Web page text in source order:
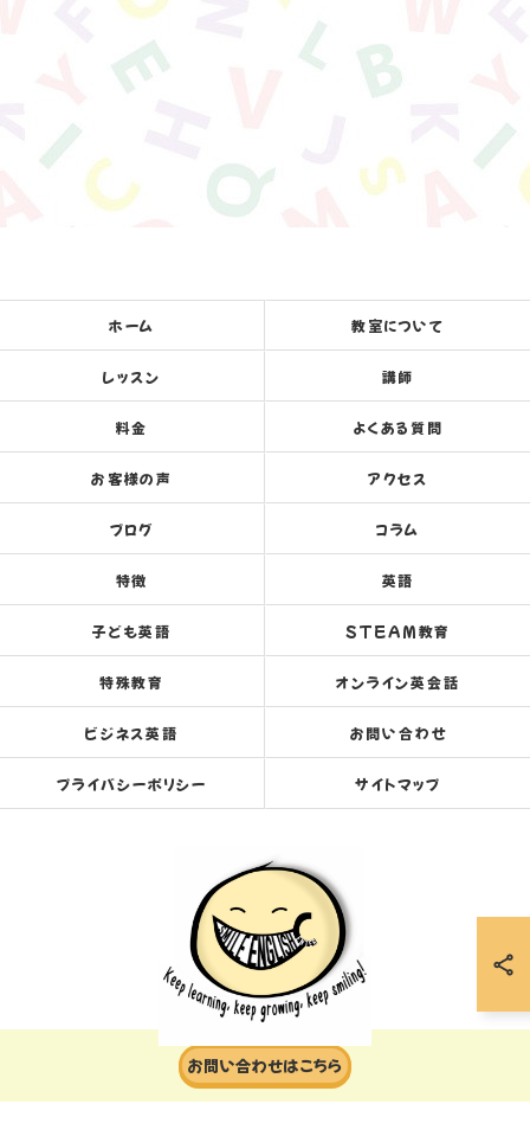
お問い合わせはこちら
ホーム 教室について
レッスン 講師
料金 よくある質問
お客様の声 アクセス
ブログ コラム
特徴 英語
子ども英語 STEAM教育
特殊教育 オンライン英会話
ビジネス英語 お問い合わせ
プライバシーポリシー サイトマップ
© 2026 岐阜の英会話ならスマイルイングリッシュセンター ALL RIGHTS RESERVED.